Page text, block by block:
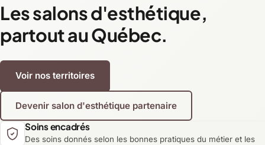
Les salons d'esthétique,
partout au Québec.
Voir nos territoires
Devenir salon d'esthétique partenaire
Soins encadrés
Des soins donnés selon les bonnes pratiques du métier et les